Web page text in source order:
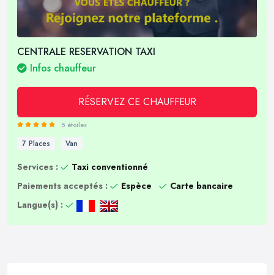
CENTRALE RESERVATION TAXI
Infos chauffeur
RÉSERVEZ CE CHAUFFEUR
5 étoiles
7 Places Van
Services :
Taxi conventionné
Paiements acceptés :
Espèce
Carte bancaire
Langue(s) :